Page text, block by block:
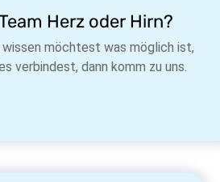
Herz oder Hirn?
wissen möchtest was möglich ist,
verbindest, dann komm zu uns.